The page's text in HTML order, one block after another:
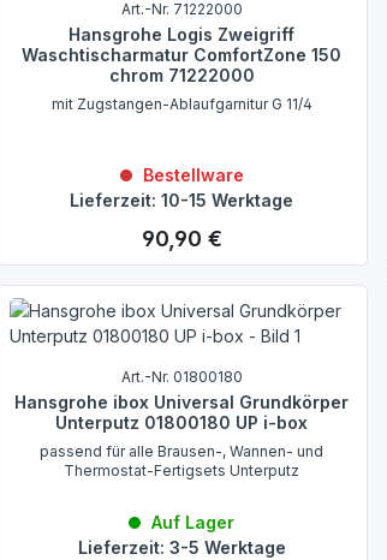
Art.-Nr. 71222000
Hansgrohe Logis Zweigriff
Waschtischarmatur ComfortZone 150
chrom 71222000
mit Zugstangen-Ablaufgarnitur G 11/4
Bestellware
Lieferzeit: 10-15 Werktage
Regulärer Preis:
90,90 €
Art.-Nr. 01800180
Hansgrohe ibox Universal Grundkörper
Unterputz 01800180 UP i-box
passend für alle Brausen-, Wannen- und
Thermostat-Fertigsets Unterputz
Auf Lager
Lieferzeit: 3-5 Werktage